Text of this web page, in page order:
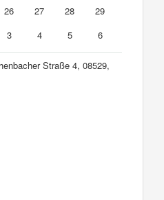
26 27 28
29
3 4 5 6
Straße 4, 08529,